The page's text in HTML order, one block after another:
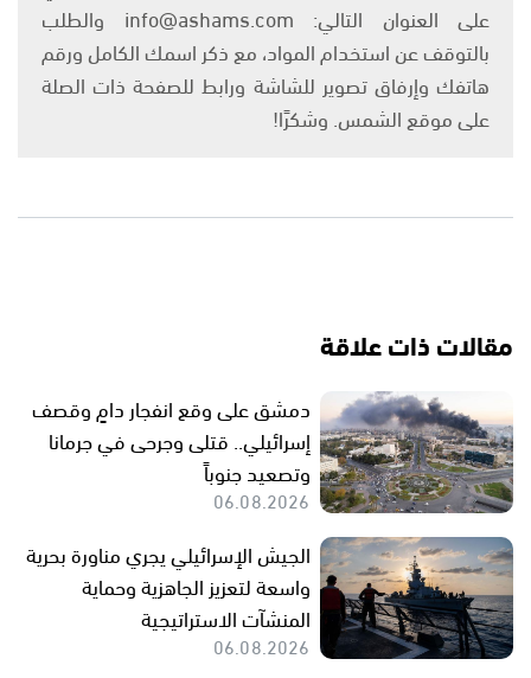
على العنوان التالي: info@ashams.com والطلب
بالتوقف عن استخدام المواد، مع ذكر اسمك الكامل ورقم
هاتفك وإرفاق تصوير للشاشة ورابط للصفحة ذات الصلة
على موقع الشمس. وشكرًا!
مقالات ذات علاقة
دمشق على وقع انفجار دامٍ وقصف
إسرائيلي.. قتلى وجرحى في جرمانا
وتصعيد جنوباً
06.08.2026
الجيش الإسرائيلي يجري مناورة بحرية
واسعة لتعزيز الجاهزية وحماية
المنشآت الاستراتيجية
06.08.2026